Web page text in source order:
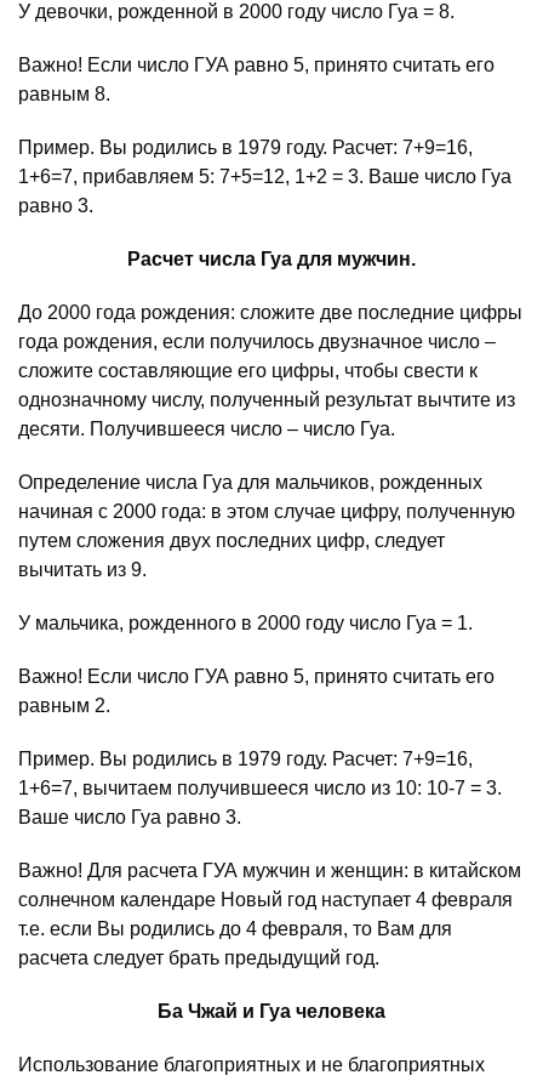
У девочки, рожденной в 2000 году число Гуа = 8.
Важно! Если число ГУА равно 5, принято считать его
равным 8.
Пример. Вы родились в 1979 году. Расчет: 7+9=16,
1+6=7, прибавляем 5: 7+5=12, 1+2 = 3. Ваше число Гуа
равно 3.
Расчет числа Гуа для мужчин.
До 2000 года рождения: сложите две последние цифры
года рождения, если получилось двузначное число –
сложите составляющие его цифры, чтобы свести к
однозначному числу, полученный результат вычтите из
десяти. Получившееся число – число Гуа.
Определение числа Гуа для мальчиков, рожденных
начиная с 2000 года: в этом случае цифру, полученную
путем сложения двух последних цифр, следует
вычитать из 9.
У мальчика, рожденного в 2000 году число Гуа = 1.
Важно! Если число ГУА равно 5, принято считать его
равным 2.
Пример. Вы родились в 1979 году. Расчет: 7+9=16,
1+6=7, вычитаем получившееся число из 10: 10-7 = 3.
Ваше число Гуа равно 3.
Важно! Для расчета ГУА мужчин и женщин: в китайском
солнечном календаре Новый год наступает 4 февраля
т.е. если Вы родились до 4 февраля, то Вам для
расчета следует брать предыдущий год.
Ба Чжай и Гуа человека
Использование благоприятных и не благоприятных